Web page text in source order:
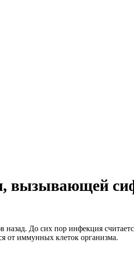
вызывающей
До сих пор инфекция
от иммунных клеток организма.